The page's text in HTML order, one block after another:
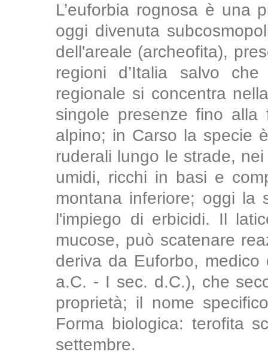
L’euforbia rognosa è una
oggi divenuta
dell'areale (archeofita),
regioni d’Italia salvo
regionale si concentra
singole presenze fino alla
alpino; in Carso la specie
ruderali lungo le strade,
umidi, ricchi in basi e
montana inferiore; oggi la
l'impiego di erbicidi. Il
mucose, può scatenare
deriva da Euforbo,
a.C. - I sec. d.C.), che
proprietà; il nome
Forma biologica: terofita
settembre.